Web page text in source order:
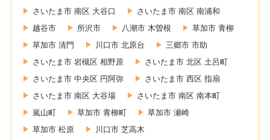
さいたま市 南区 大谷口
さいたま市 南区 南浦和
越谷市
所沢市 八潮市 木曽根
草加市 青柳
草加市 清門
川口市 北原台
三郷市 市助
さいたま市 岩槻区 相野原
さいたま市 北区 土呂町
さいたま市 中央区 円阿弥
さいたま市 西区 指扇
さいたま市 南区 大谷場
さいたま市 南区 南本町
嵐山町
草加市 青柳町
草加市 瀬崎
草加市 松原
川口市 芝高木